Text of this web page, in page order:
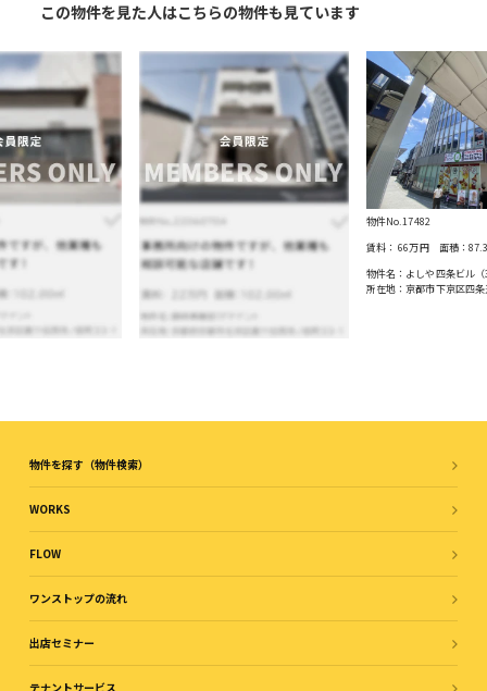
この物件を見た人はこちらの物件も見ています
物件No.17482
賃料：66万円面積：
物件名：よしや四条ビル（
所在地：京都市下京区四
物件を探す（物件検索）
WORKS
FLOW
ワンストップの流れ
出店セミナー
テナントサービス